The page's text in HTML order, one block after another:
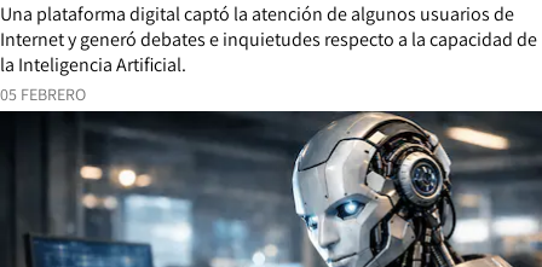
05 FEBRERO
Una plataforma digital captó la atención de algunos usuarios de
Internet y generó debates e inquietudes respecto a la capacidad de
la Inteligencia Artificial.